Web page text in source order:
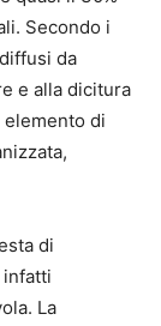
Secondo i
da
e alla dicitura
di
di
infatti
La